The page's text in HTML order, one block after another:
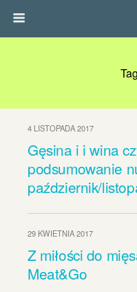
4 LISTOPADA 2017
Gęsina i i wina
podsumowanie
październik/
29 KWIETNIA 2017
Z miłości do
Meat&Go